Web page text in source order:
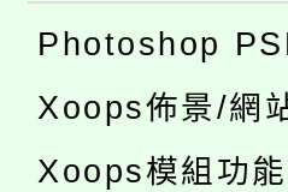
Photoshop
Xoops佈景/網
Xoops模組功